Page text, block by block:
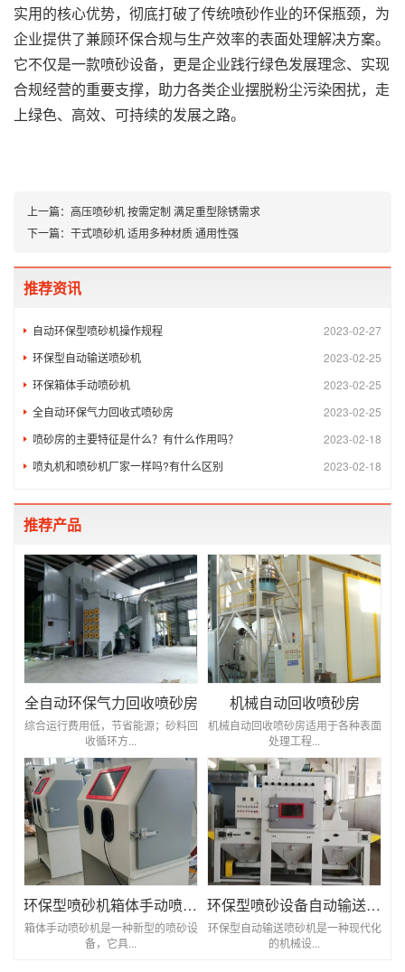
实用的核心优势，彻底打破了传统喷砂作业的环保瓶颈，为
企业提供了兼顾环保合规与生产效率的表面处理解决方案。
它不仅是一款喷砂设备，更是企业践行绿色发展理念、实现
合规经营的重要支撑，助力各类企业摆脱粉尘污染困扰，走
上绿色、高效、可持续的发展之路。
上一篇： 高压喷砂机 按需定制 满足重型除锈需求
下一篇： 干式喷砂机 适用多种材质 通用性强
推荐资讯
2023-02-27
自动环保型喷砂机操作规程
2023-02-25
环保型自动输送喷砂机
2023-02-25
环保箱体手动喷砂机
2023-02-25
全自动环保气力回收式喷砂房
2023-02-18
喷砂房的主要特征是什么？有什么作用吗？
2023-02-18
喷丸机和喷砂机厂家一样吗?有什么区别
推荐产品
全自动环保气力回收喷砂房
综合运行费用低，节省能源；砂料回
收循环方...
机械自动回收喷砂房
机械自动回收喷砂房适用于各种表面
处理工程...
环保型喷砂机箱体手动喷砂机
箱体手动喷砂机是一种新型的喷砂设
备，它具...
环保型喷砂设备自动输送喷砂机
环保型自动输送喷砂机是一种现代化
的机械设...